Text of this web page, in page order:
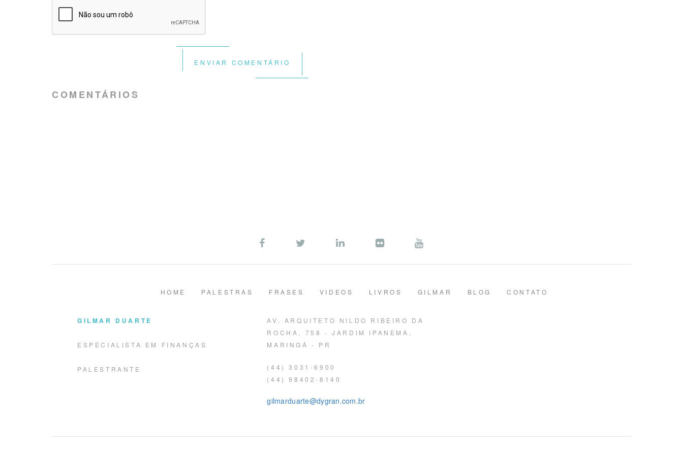
ENVIAR COMENTÁRIO
COMENTÁRIOS
HOME PALESTRAS FRASES VIDEOS LIVROS GILMAR BLOG CONTATO
GILMAR DUARTE
ESPECIALISTA EM FINANÇAS
PALESTRANTE
AV. ARQUITETO NILDO RIBEIRO DA
ROCHA, 758 - JARDIM IPANEMA,
MARINGÁ - PR
(44) 3031-6900
(44) 98402-8140
gilmarduarte@dygran.com.br